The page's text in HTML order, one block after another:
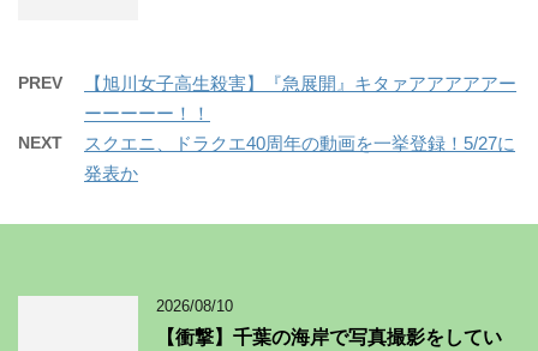
PREV
【旭川女子高生殺害】『急展開』キタァアアアアアー
ーーーーー！！
NEXT
スクエニ、ドラクエ40周年の動画を一挙登録！5/27に
発表か
2026/08/10
【衝撃】千葉の海岸で写真撮影をしてい